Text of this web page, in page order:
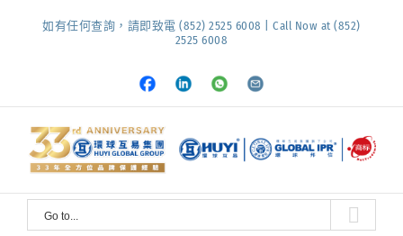
如有任何查詢，請即致電 (852) 2525 6008 | Call Now at (852)
2525 6008
Facebook
LinkedInWhatsapp
Email
Go to...